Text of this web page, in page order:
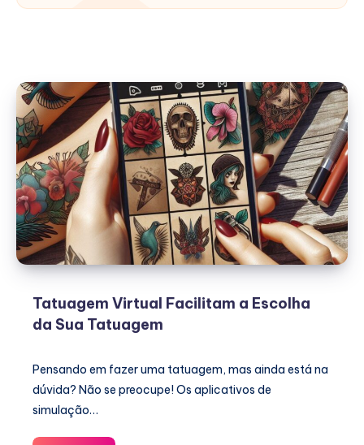
Tatuagem Virtual Facilitam a Escolha
da Sua Tatuagem
Pensando em fazer uma tatuagem, mas ainda está na
dúvida? Não se preocupe! Os aplicativos de
simulação…